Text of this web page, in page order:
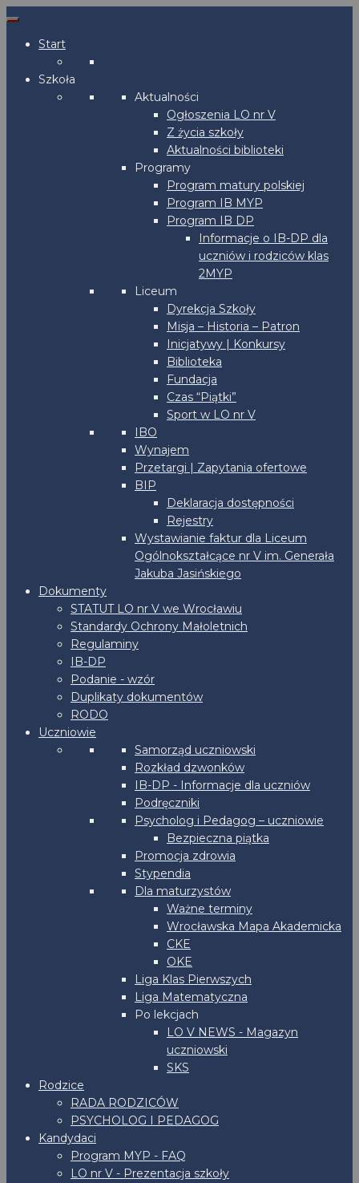
Start
Szkoła
Aktualności
Ogłoszenia LO nr V
Z życia szkoły
Aktualności biblioteki
Programy
Program matury polskiej
Program IB MYP
Program IB DP
Informacje o IB-DP dla
uczniów i rodziców klas
2MYP
Liceum
Dyrekcja Szkoły
Misja – Historia – Patron
Inicjatywy | Konkursy
Biblioteka
Fundacja
Czas “Piątki”
Sport w LO nr V
IBO
Wynajem
Przetargi | Zapytania ofertowe
BIP
Deklaracja dostępności
Rejestry
Wystawianie faktur dla Liceum
Ogólnokształcące nr V im. Generała
Jakuba Jasińskiego
Dokumenty
STATUT LO nr V we Wrocławiu
Standardy Ochrony Małoletnich
Regulaminy
IB-DP
Podanie - wzór
Duplikaty dokumentów
RODO
Uczniowie
Samorząd uczniowski
Rozkład dzwonków
IB-DP - Informacje dla uczniów
Podręczniki
Psycholog i Pedagog – uczniowie
Bezpieczna piątka
Promocja zdrowia
Stypendia
Dla maturzystów
Ważne terminy
Wrocławska Mapa Akademicka
CKE
OKE
Liga Klas Pierwszych
Liga Matematyczna
Po lekcjach
LO V NEWS - Magazyn
uczniowski
SKS
Rodzice
RADA RODZICÓW
PSYCHOLOG I PEDAGOG
Kandydaci
Program MYP - FAQ
LO nr V - Prezentacja szkoły